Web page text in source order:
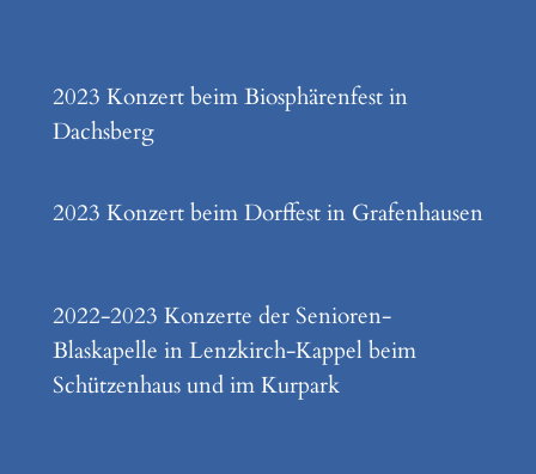
2023 Konzert beim Biosphärenfest in
Dachsberg
2023 Konzert beim Dorffest in Grafenhausen
2022-2023 Konzerte der Senioren-
Blaskapelle in Lenzkirch-Kappel beim
Schützenhaus und im Kurpark